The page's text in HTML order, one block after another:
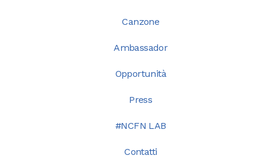
Canzone
Ambassador
Opportunità
Press
#NCFN LAB
Contatti